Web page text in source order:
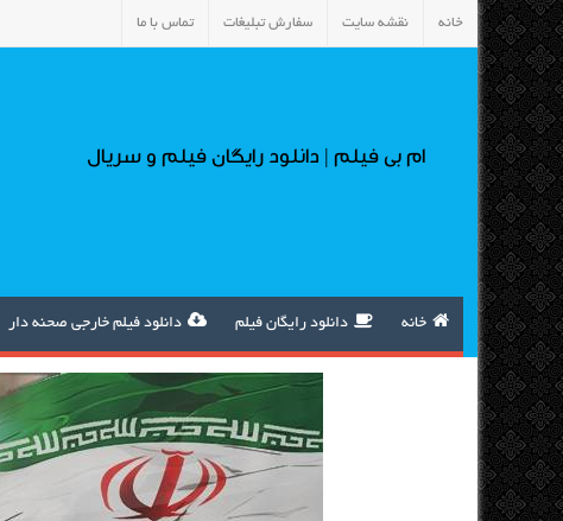
خانه نقشه سایت سفارش تبلیغات تماس با ما
ام بی فیلم | دانلود رایگان فیلم و سریال
خانه دانلود رایگان فیلم دانلود فیلم خارجی صحنه دار